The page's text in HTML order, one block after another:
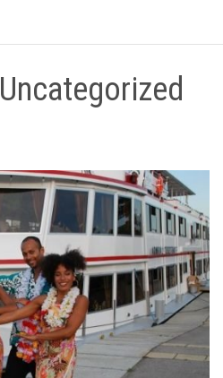
Uncategorized